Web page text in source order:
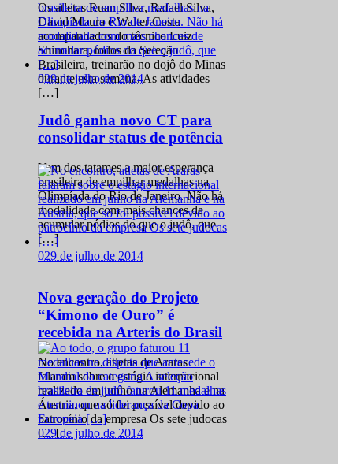
Os atletas Ruan Silva, Rafael Silva,
David Moura e Walter Costa
acompanhados do técnico Luiz
Shinohara, todos da Seleção
Brasileira, treinarão no dojô do Minas
durante esta semana. As atividades
[…]
029 de julho de 2014
Judô ganha novo CT para
consolidar status de potência
Vem dos tatames a maior esperança
brasileira de empilhar medalhas na
Olimpíada do Rio de Janeiro. Não há
modalidade com mais chances de
acumular pódios do que o judô, que
[…]
029 de julho de 2014
Nova geração do Projeto
“Kimono de Ouro” é
recebida na Arteris do Brasil
No encontro, atletas de Araras
falaram sobre o estágio internacional
realizado em junho na Alemanha e na
Áustria, que só foi possível devido ao
patrocínio da empresa Os sete judocas
[…]
029 de julho de 2014